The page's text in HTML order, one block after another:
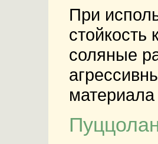
При
стойкость
соляные
материала